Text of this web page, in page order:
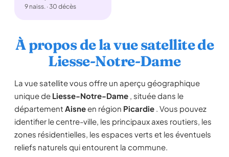
9 naiss. · 30 décès
À propos de la vue satellite de
Liesse-Notre-Dame
La vue satellite vous offre un aperçu géographique
unique de Liesse-Notre-Dame , située dans le
département Aisneen région Picardie . Vous pouvez
identifier le centre-ville, les principaux axes routiers, les
zones résidentielles, les espaces verts et les éventuels
reliefs naturels qui entourent la commune.